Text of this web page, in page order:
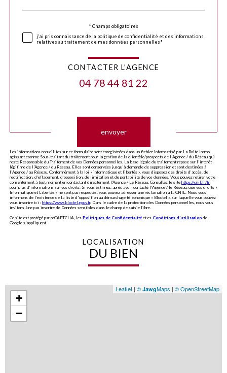
* Champs obligatoires
j'ai pris connaissance de la politique de confidentialité et des informations
relatives au traitement de mes données personnelles*
CONTACTER L'AGENCE
04 78 44 81 22
envoyer
Les informations recueillies sur ce formulaire sont enregistrées dans un fichier informatisé par La Boite Immo
agissant comme Sous-traitant du traitement pour la gestion de la clientèle/prospects de l'Agence / du Réseau qui
reste Responsable du Traitement de vos Données personnelles. La base légale du traitement repose sur l'intérêt
légitime de l'Agence / du Réseau. Elles sont conservées jusqu'à demande de suppression et sont destinées à
l'Agence / au Réseau. Conformément à la loi « informatique et libertés », vous disposez des droits d’accès, de
rectification, d’effacement, d’opposition, de limitation et de portabilité de vos données. Vous pouvez retirer votre
consentement à tout moment en contactant directement l’Agence / Le Réseau. Consultez le site https://cnil.fr/fr
pour plus d’informations sur vos droits. Si vous estimez, après avoir contacté l'Agence / le Réseau, que vos droits «
Informatique et Libertés » ne sont pas respectés, vous pouvez adresser une réclamation à la CNIL. Nous vous
informons de l’existence de la liste d'opposition au démarchage téléphonique « Bloctel », sur laquelle vous pouvez
vous inscrire ici : https://www.bloctel.gouv.fr. Dans le cadre de la protection des Données personnelles, nous vous
invitons à ne pas inscrire de Données sensibles dans le champ de saisie libre.
Ce site est protégé par reCAPTCHA, les Politiques de Confidentialité et es Conditions d'utilisation de
Google s'appliquent.
LOCALISATION
DU BIEN
+
−
Leaflet | © JawgMaps | © OpenStreetMap